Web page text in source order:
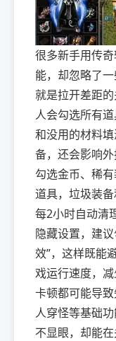
很多新手用传
能，却忽略了
就是拉开差距
人会勾选所有
和没用的材料
备，还会影响
勾选金币、稀
道具，垃圾装
每2小时自动清
隐藏设置，建
效”，这样既能
戏运行速度，
卡顿都可能导
人穿怪等基础
不显眼，却能